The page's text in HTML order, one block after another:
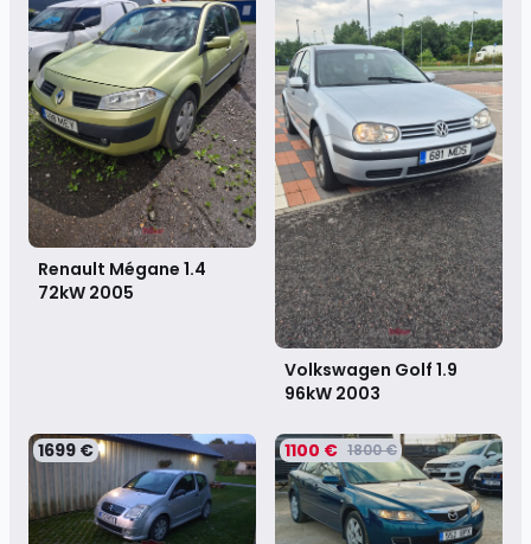
Renault Mégane 1.4
72kW 2005
Volkswagen Golf 1.9
96kW 2003
1699 € 1100 € 1800 €